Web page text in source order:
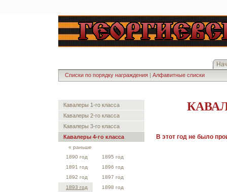
Списки по порядку награждения | Алфавитные списки
Кавалеры 1-го класса
Кавалеры 2-го класса
Кавалеры 3-го класса
Кавалеры 4-го класса
« раньше
1890 год
1895 год
1891 год
1896 год
1892 год
1897 год
1893 год
1898 год
В этот год не было